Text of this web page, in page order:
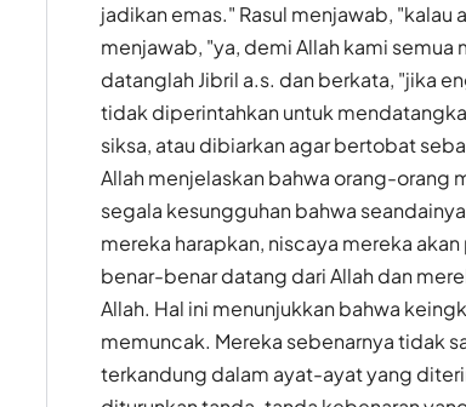
jadikan emas." Rasul menjawab, "kalau
menjawab, "ya, demi Allah kami semua
datanglah Jibril a.s. dan berkata, "jika
tidak diperintahkan untuk
siksa, atau dibiarkan agar bertobat
Allah menjelaskan bahwa orang-orang
segala kesungguhan bahwa
mereka harapkan, niscaya mereka
benar-benar datang dari Allah dan
Allah. Hal ini menunjukkan bahwa
memuncak. Mereka sebenarnya tidak
terkandung dalam ayat-ayat yang